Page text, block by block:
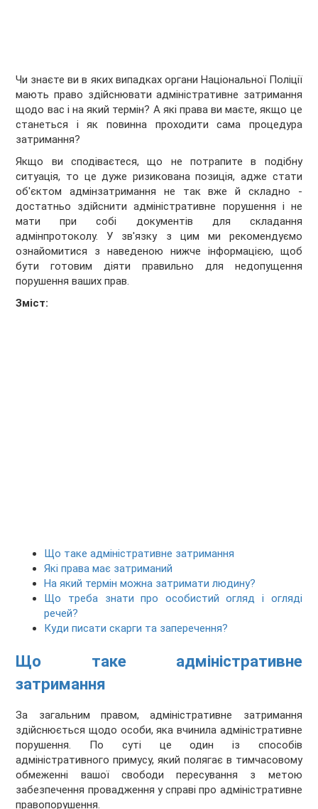
Чи знаєте ви в яких випадках органи Національної Поліції
мають право здійснювати адміністративне затримання
щодо вас і на який термін? А які права ви маєте, якщо це
станеться і як повинна проходити сама процедура
затримання?
Якщо ви сподіваєтеся, що не потрапите в подібну
ситуація, то це дуже ризикована позиція, адже стати
об'єктом адмінзатримання не так вже й складно -
достатньо здійснити адміністративне порушення і не
мати при собі документів для складання
адмінпротоколу. У зв'язку з цим ми рекомендуємо
ознайомитися з наведеною нижче інформацією, щоб
бути готовим діяти правильно для недопущення
порушення ваших прав.
Зміст:
Що таке адміністративне затримання
Які права має затриманий
На який термін можна затримати людину?
Що треба знати про особистий огляд і огляді
речей?
Куди писати скарги та заперечення?
Що таке адміністративне
затримання
За загальним правом, адміністративне затримання
здійснюється щодо особи, яка вчинила адміністративне
порушення. По суті це один із способів
адміністративного примусу, який полягає в тимчасовому
обмеженні вашої свободи пересування з метою
забезпечення провадження у справі про адміністративне
правопорушення.